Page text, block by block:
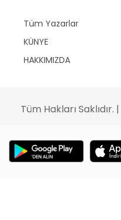
Tüm Yazarlar
KÜNYE
HAKKIMIZDA
Tüm Hakları Saklıdır. |